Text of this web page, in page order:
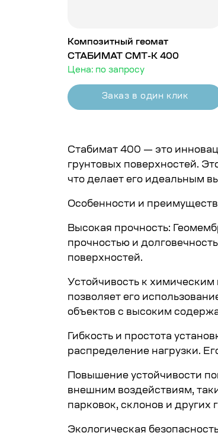
Композитный геомат
СТАБИМАТ СМТ-К 400
Цена: по запросу
Заказ в один клик
Стабимат 400 — это
грунтовых поверхностей.
что делает его идеальным
Особенности и
Высокая прочность:
прочностью и
поверхностей.
Устойчивость к
позволяет его
объектов с высоким
Гибкость и простота
распределение нагрузки.
Повышение устойчивости
внешним воздействиям,
парковок, склонов и других
Экологическая